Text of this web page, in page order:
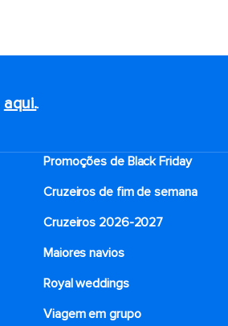
aqui..
Promoções de Black Friday
Cruzeiros de fim de semana
Cruzeiros 2026-2027
Maiores navios
Royal weddings
Viagem em grupo